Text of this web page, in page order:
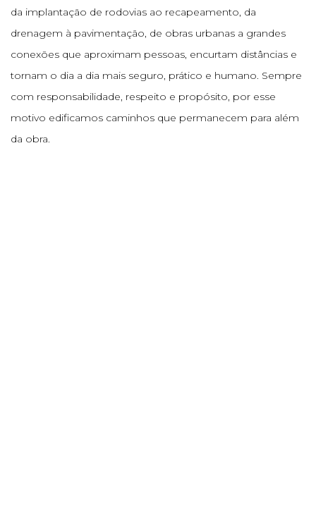
da implantação de rodovias ao recapeamento, da
drenagem à pavimentação, de obras urbanas a grandes
conexões que aproximam pessoas, encurtam distâncias e
tornam o dia a dia mais seguro, prático e humano. Sempre
com responsabilidade, respeito e propósito, por esse
motivo edificamos caminhos que permanecem para além
da obra.